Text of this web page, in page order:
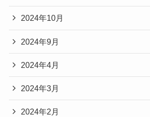
2024年10月
2024年9月
2024年4月
2024年3月
2024年2月